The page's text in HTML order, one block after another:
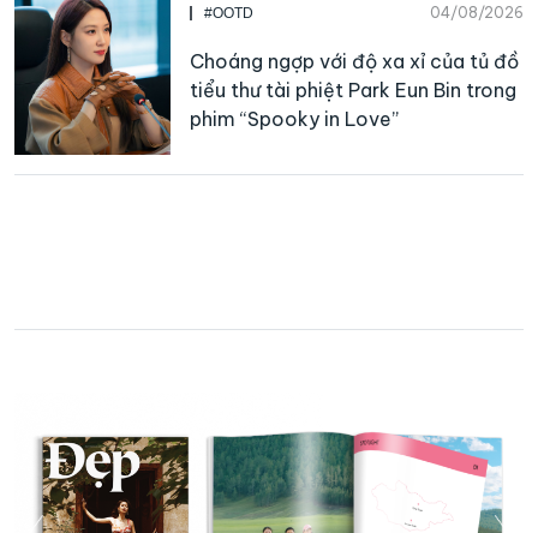
#OOTD 04/08/2026
Choáng ngợp với độ xa xỉ của tủ đồ
tiểu thư tài phiệt Park Eun Bin trong
phim “Spooky in Love”